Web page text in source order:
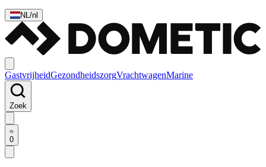
NL/nl
GastvrijheidGezondheidszorgVrachtwagenMarine
Zoek
0